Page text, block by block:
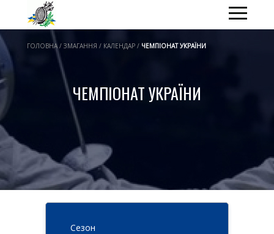
ГОЛОВНА / ЗМАГАННЯ / КАЛЕНДАР / ЧЕМПІОНАТ УКРАЇНИ
ЧЕМПІОНАТ УКРАЇНИ
Cезон